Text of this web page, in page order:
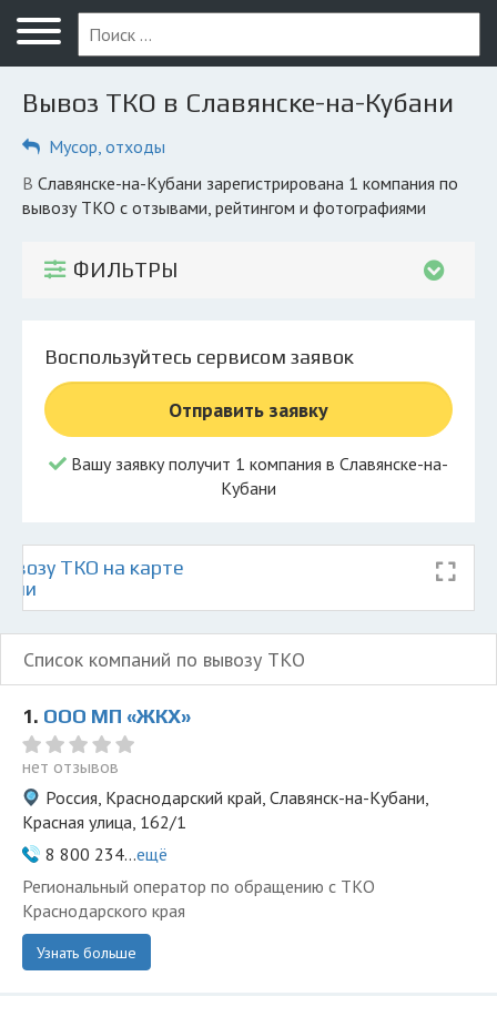
Меню
Главная
Вопрос юристу
Славянск-на-Кубани
ПОЛЬЗОВАТЕЛЯМ
Экоблог
Личный кабинет
© 2026 Все права защищены
Вывоз ТКО в Славянске-на-Кубани
Мусор, отходы
в Славянске-на-Кубани зарегистрирована 1 компания по
вывозу ТКО с отзывами, рейтингом и фотографиями
ФИЛЬТРЫ
Воспользуйтесь сервисом заявок
Отправить заявку
Вашу заявку получит 1 компания в Славянске-на-
Кубани
ТКО на карте
Список компаний по вывозу ТКО
1. ООО МП «ЖКХ»
нет отзывов
Россия, Краснодарский край, Славянск-на-Кубани,
Красная улица, 162/1
8 800 234...ещё
Региональный оператор по обращению с ТКО
Краснодарского края
Узнать больше